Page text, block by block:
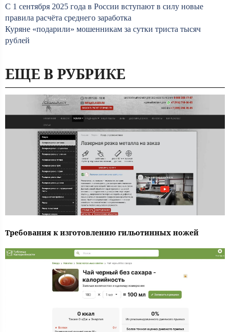
С 1 сентября 2025 года в России вступают в силу новые
правила расчёта среднего заработка
Куряне «подарили» мошенникам за сутки триста тысяч
рублей
ЕЩЕ В РУБРИКЕ
Требования к изготовлению гильотинных ножей